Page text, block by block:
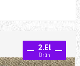
2.El
Ürün